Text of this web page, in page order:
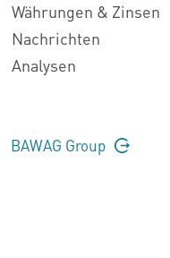
Währungen & Zinsen
Nachrichten
Analysen
BAWAG Group